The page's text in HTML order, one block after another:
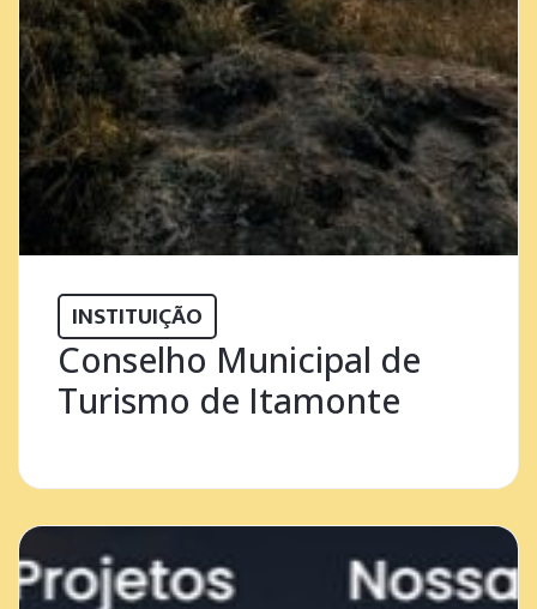
INSTITUIÇÃO
Conselho Municipal de
Turismo de Itamonte